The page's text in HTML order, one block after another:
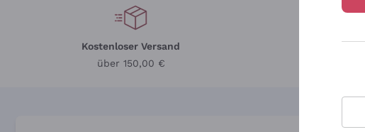
Kostenloser Versand
über 150,00 €